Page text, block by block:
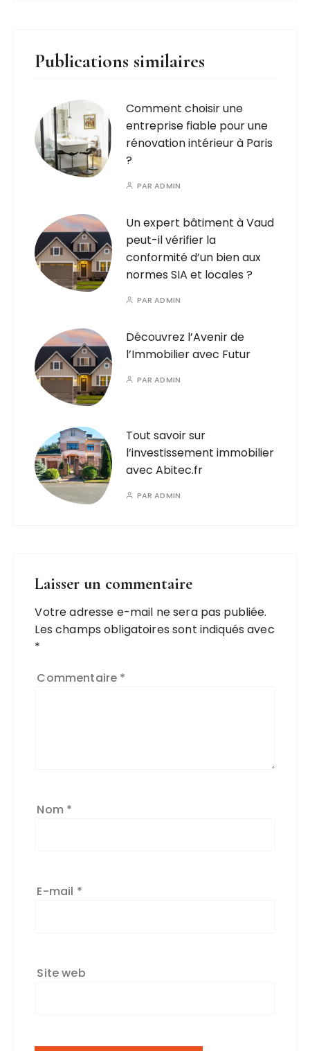
Publications similaires
Comment choisir une
entreprise fiable pour une
rénovation intérieur à Paris
?
PARADMIN
Un expert bâtiment à Vaud
peut-il vérifier la
conformité d’un bien aux
normes SIA et locales ?
PARADMIN
Découvrez l’Avenir de
l’Immobilier avec Futur
PARADMIN
Tout savoir sur
l’investissement immobilier
avec Abitec.fr
PARADMIN
Laisser un commentaire
Votre adresse e-mail ne sera pas publiée.
Les champs obligatoires sont indiqués avec
*
Commentaire *
Nom *
E-mail *
Site web
A
l
t
r